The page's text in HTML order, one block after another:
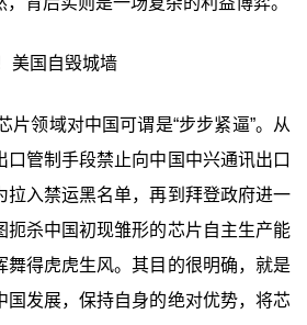
美国自毁城墙
片领域对中国可谓是“步步紧逼”。从
口管制手段禁止向中国中兴通讯出口
拉入禁运黑名单，再到拜登政府进一
扼杀中国初现雏形的芯片自主生产能
舞得虎虎生风。其目的很明确，就是
国发展，保持自身的绝对优势，将芯